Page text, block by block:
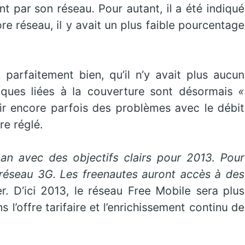
par son réseau. Pour autant, il a été indiqué
réseau, il y avait un plus faible pourcentage
bien, qu’il n’y avait plus aucun
liées à la couverture sont désormais «
encore parfois des problèmes avec le débit
réglé.
avec des objectifs clairs pour 2013. Pour
3G. Les freenautes auront accès à des
D’ici 2013, le réseau Free Mobile sera plus
l’offre tarifaire et l’enrichissement continu de